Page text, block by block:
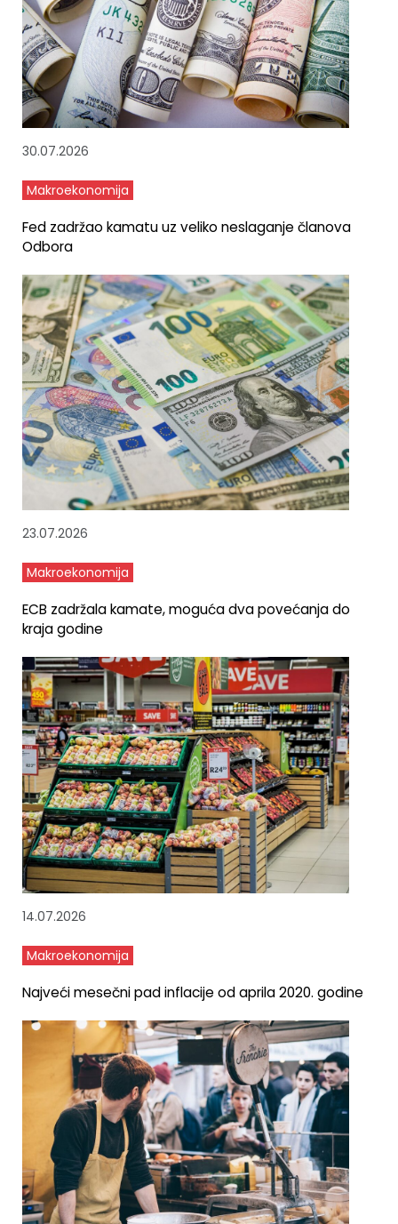
30.07.2026
Makroekonomija
Fed zadržao kamatu uz veliko neslaganje članova
Odbora
23.07.2026
Makroekonomija
ECB zadržala kamate, moguća dva povećanja do
kraja godine
14.07.2026
Makroekonomija
Najveći mesečni pad inflacije od aprila 2020. godine